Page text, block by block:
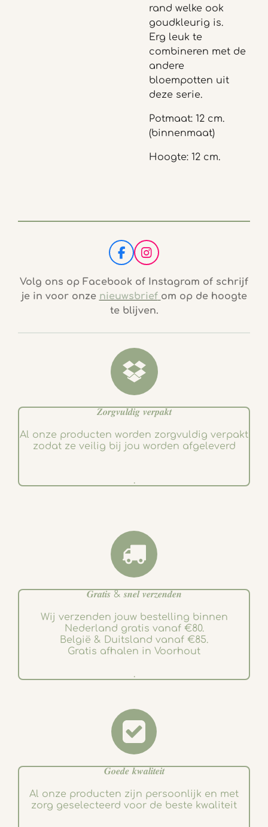
rand welke ook
goudkleurig is.
Erg leuk te
combineren met de
andere
bloempotten uit
deze serie.
Potmaat: 12 cm.
(binnenmaat)
Hoogte: 12 cm.
F
a
c
b
o
k
I
n
s
t
a
g
a
Volg ons op Facebook of Instagram of schrijf
je in voor onze nieuwsbrief om op de hoogte
te blijven.
𝒁𝒐𝒓𝒈𝒗𝒖𝒍𝒅𝒊𝒈 𝒗𝒆𝒓𝒑𝒂𝒌𝒕
Al onze producten worden zorgvuldig verpakt
zodat ze veilig bij jou worden afgeleverd
.
𝑮𝒓𝒂𝒕𝒊𝒔 & 𝒔𝒏𝒆𝒍 𝒗𝒆𝒓𝒛𝒆𝒏𝒅𝒆𝒏
Wij verzenden jouw bestelling binnen
Nederland gratis vanaf €80.
België & Duitsland vanaf €85.
Gratis afhalen in Voorhout
.
𝑮𝒐𝒆𝒅𝒆 𝒌𝒘𝒂𝒍𝒊𝒕𝒆𝒊𝒕
Al onze producten zijn persoonlijk en met
zorg geselecteerd voor de beste kwaliteit